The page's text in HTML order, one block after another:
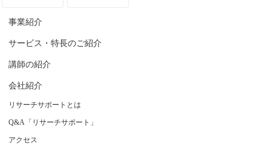
事業紹介
サービス・特長のご紹介
講師の紹介
会社紹介
リサーチサポートとは
Q&A「リサーチサポート」
アクセス